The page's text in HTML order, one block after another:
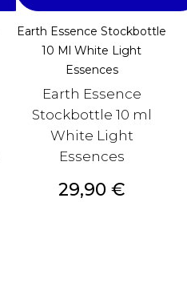
Earth Essence Stockbottle
10 Ml White Light
Essences
Earth Essence
Stockbottle 10 ml
White Light
Essences
Prezzo
29,90 €